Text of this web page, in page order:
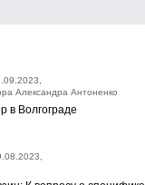
Александра Антоненко
в Волгограде